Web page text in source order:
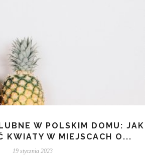
W POLSKIM DOMU: JAK
KWIATY W MIEJSCACH O...
19 stycznia 2023